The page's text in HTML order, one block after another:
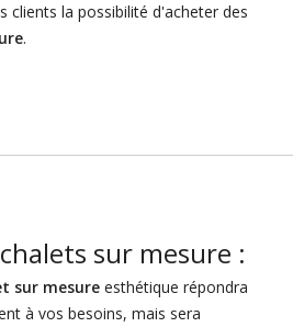
clients la possibilité d'acheter des
.
sur mesure :
sur mesureesthétique répondra
à vos besoins, mais sera